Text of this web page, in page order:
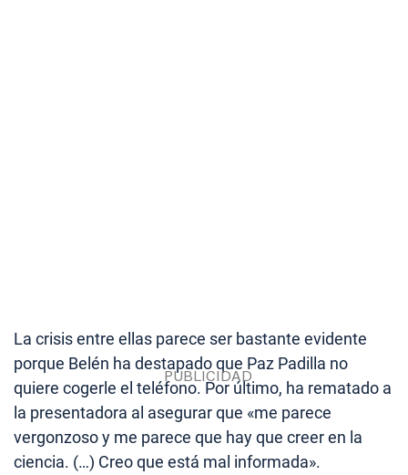
La crisis entre ellas parece ser bastante evidente
porque Belén ha destapado que Paz Padilla no
quiere cogerle el teléfono. Por último, ha rematado a
la presentadora al asegurar que «me parece
vergonzoso y me parece que hay que creer en la
ciencia. (…) Creo que está mal informada».